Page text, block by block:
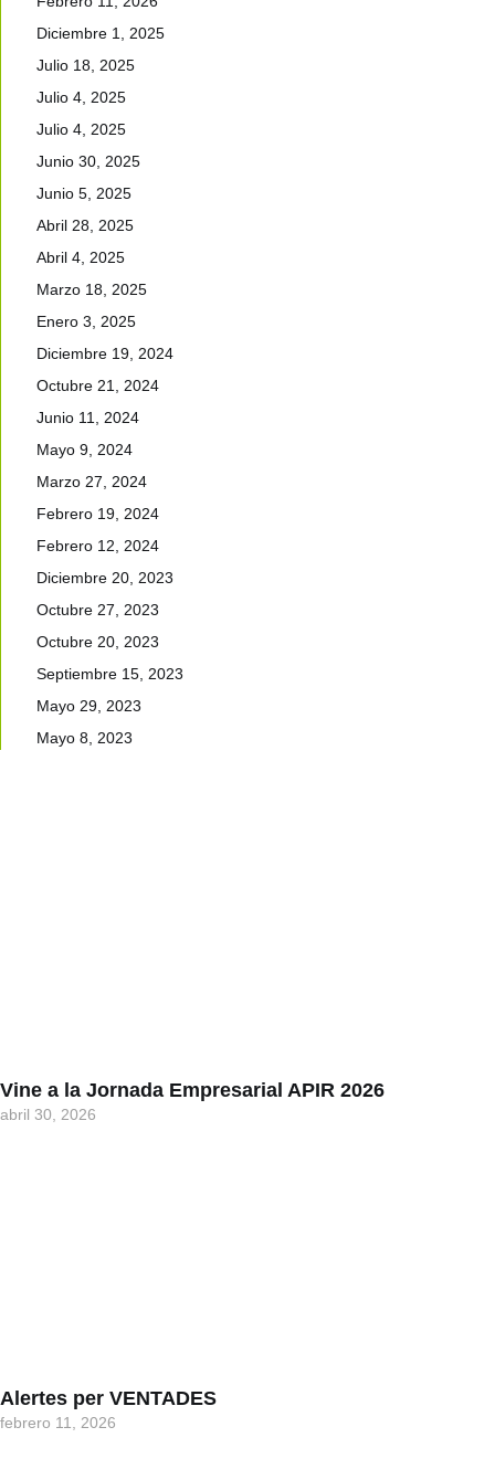
Diciembre 1, 2025
Julio 18, 2025
Julio 4, 2025
Julio 4, 2025
Junio 30, 2025
Junio 5, 2025
Abril 28, 2025
Abril 4, 2025
Marzo 18, 2025
Enero 3, 2025
Diciembre 19, 2024
Octubre 21, 2024
Junio 11, 2024
Mayo 9, 2024
Marzo 27, 2024
Febrero 19, 2024
Febrero 12, 2024
Diciembre 20, 2023
Octubre 27, 2023
Octubre 20, 2023
Septiembre 15, 2023
Mayo 29, 2023
Mayo 8, 2023
Vine a la Jornada Empresarial APIR 2026
abril 30, 2026
Alertes per VENTADES
febrero 11, 2026